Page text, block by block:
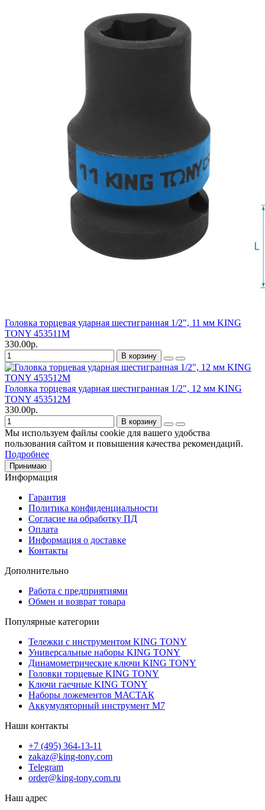
Головка торцевая ударная шестигранная 1/2", 11 мм KING
TONY 453511M
330.00р.
В корзину
Головка торцевая ударная шестигранная 1/2", 12 мм KING
TONY 453512M
330.00р.
В корзину
Мы используем файлы cookie для вашего удобства
пользования сайтом и повышения качества рекомендаций.
Подробнее
Принимаю
Информация
Гарантия
Политика конфиденциальности
Согласие на обработку ПД
Оплата
Информация о доставке
Контакты
Дополнительно
Работа с предприятиями
Обмен и возврат товара
Популярные категории
Тележки с инструментом KING TONY
Универсальные наборы KING TONY
Динамометрические ключи KING TONY
Головки торцевые KING TONY
Ключи гаечные KING TONY
Наборы ложементов МАСТАК
Аккумуляторный инструмент M7
Наши контакты
+7 (495) 364-13-11
zakaz@king-tony.com
Telegram
order@king-tony.com.ru
Наш адрес